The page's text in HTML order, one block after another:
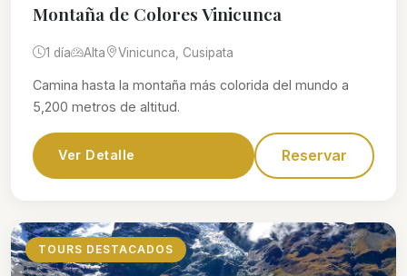
Montaña de Colores Vinicunca
1 día Alta Vinicunca, Cusipata
Camina hasta la montaña más colorida del mundo a
5,200 metros de altitud.
Ver Detalle Reservar
TOURS DESTACADOS